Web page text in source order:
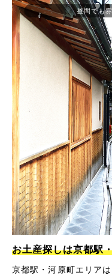
昼間でも
お土産探しは京都駅
京都駅・河原町エリア